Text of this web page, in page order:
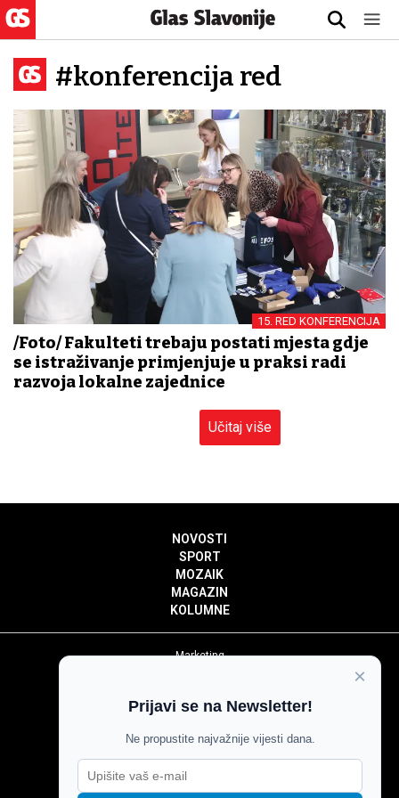
#konferencija red
15. RED KONFERENCIJA
/Foto/ Fakulteti trebaju postati mjesta gdje
se istraživanje primjenjuje u praksi radi
razvoja lokalne zajednice
Učitaj više
NOVOSTI
SPORT
MOZAIK
MAGAZIN
KOLUMNE
Marketing
Impressum
Pravila komentiranja
Agroglas
×
Prijavi se na Newsletter!
Ne propustite najvažnije vijesti dana.